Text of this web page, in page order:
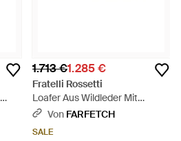
1.713 €1.285 €
Fratelli Rossetti
Loafer Aus Wildleder Mit
Schnalle - Grau
Von FARFETCH
SALE